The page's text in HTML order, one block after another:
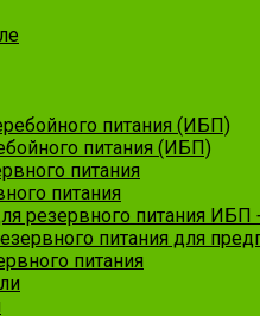
питания (ИБП)
питания
резервного питания ИБП
питания для
питания